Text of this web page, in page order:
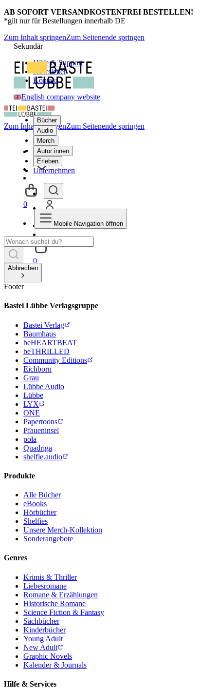
AB SOFORT VERSANDKOSTENFREI BESTELLEN!
*gilt nur für Bestellungen innerhalb DE
Zum Inhalt springenZum Seitenende springen
Sekundär
Hilfe & Support
Newsletter
Kontakt
English company website
Bücher
Audio
Merch
Autor:innen
Erleben
Unternehmen
0
Zum Inhalt springenZum Seitenende springen
0
Mobile Navigation öffnen
Abbrechen
Footer
Bastei Lübbe Verlagsgruppe
Bastei Verlag
Baumhaus
beHEARTBEAT
beTHRILLED
Community Editions
Eichborn
Grau
Lübbe Audio
Lübbe
LYX
ONE
Papertoons
Pfaueninsel
pola
Quadriga
shelfie.audio
Produkte
Alle Bücher
eBooks
Hörbücher
Shelfies
Unsere Merch-Kollektion
Sonderangebote
Genres
Krimis & Thriller
Liebesromane
Romane & Erzählungen
Historische Romane
Science Fiction & Fantasy
Sachbücher
Kinderbücher
Young Adult
New Adult
Graphic Novels
Kalender & Journals
Hilfe & Services